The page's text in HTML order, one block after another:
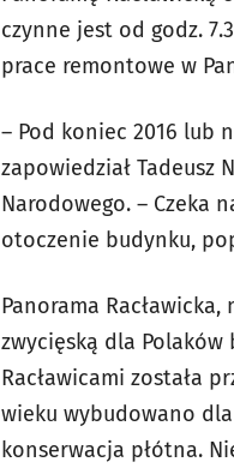
czynne jest od godz.
prace remontowe w
– Pod koniec 2016 lub
zapowiedział Tadeusz
Narodowego. – Czeka
otoczenie budynku,
Panorama
zwycięską dla
Racławicami została
wieku wybudowano
konserwacja płótna.